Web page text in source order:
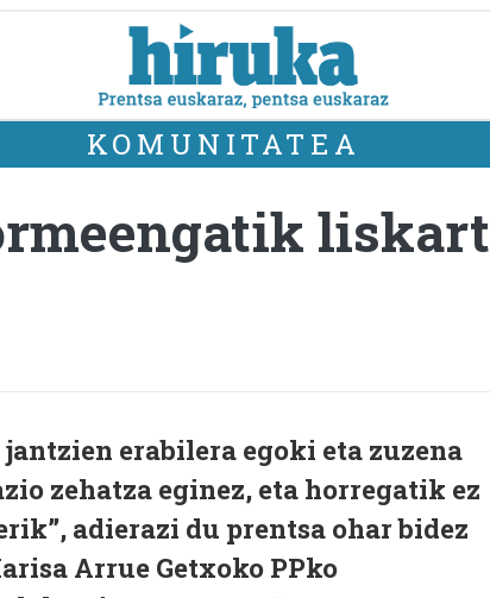
KOMUNITATEA
erabilera egoki eta zuzena
zehatza eginez, eta horregatik ez
adierazi du prentsa ohar bidez
Arrue Getxoko PPko